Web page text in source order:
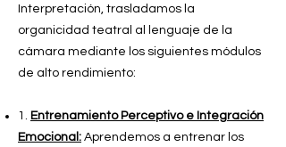
Interpretación, trasladamos la
organicidad teatral al lenguaje de la
cámara mediante los siguientes módulos
de alto rendimiento:
1. Entrenamiento Perceptivo e Integración
Emocional: Aprendemos a entrenar los